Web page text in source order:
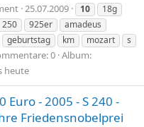
25.07.2009 10
18g
250 925er
amadeus
geburtstag km mozart
s
0 Album:
heute
Euro - 2005 - S 240 -
Friedensnobelprei